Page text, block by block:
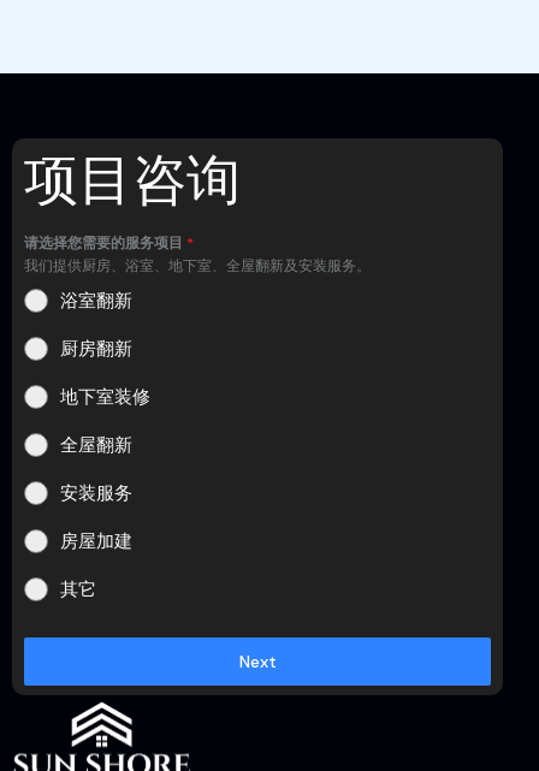
项目咨询
请选择您需要的服务项目 *
我们提供厨房、浴室、地下室、全屋翻新及安装服务。
浴室翻新
厨房翻新
地下室装修
全屋翻新
安装服务
房屋加建
其它
Next